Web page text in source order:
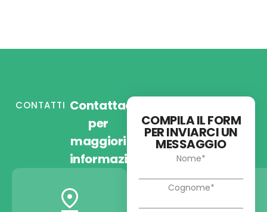
CONTATTI Contattaci
per
maggiori
informazioni
COMPILA IL FORM
PER INVIARCI UN
MESSAGGIO